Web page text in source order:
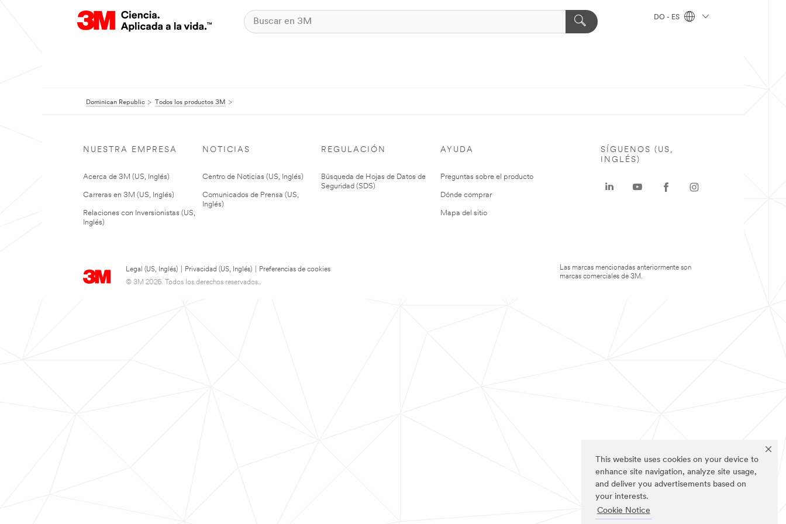
This website uses cookies on your device to
enhance site navigation, analyze site usage,
and deliver you advertisements based on
your interests.
Cookie Notice
DO - ES
Dominican Republic Todos los productos 3M
NUESTRA EMPRESA
Acerca de 3M (US, Inglés)
Carreras en 3M (US, Inglés)
Relaciones con Inversionistas (US,
Inglés)
NOTICIAS
Centro de Noticias (US, Inglés)
Comunicados de Prensa (US,
Inglés)
REGULACIÓN
Búsqueda de Hojas de Datos de
Seguridad (SDS)
AYUDA
Preguntas sobre el producto
Dónde comprar
Mapa del sitio
Legal (US, Inglés) Privacidad (US, Inglés)
Preferencias de cookies
© 3M 2026. Todos los derechos reservados..
SÍGUENOS (US,
INGLÉS)
Las marcas mencionadas anteriormente son
marcas comerciales de 3M.